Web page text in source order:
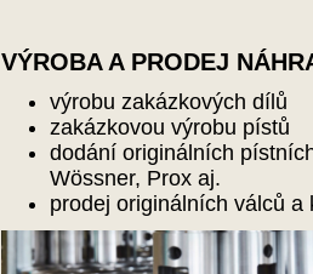
VÝROBA A PRODEJ
výrobu zakázkových dílů
zakázkovou výrobu pístů
dodání originálních
Wössner, Prox aj.
prodej originálních válců